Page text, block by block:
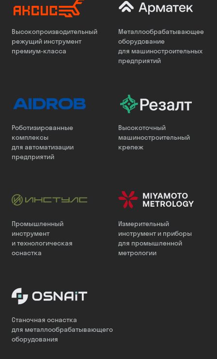
Высокопроизводительный
режущий инструмент
премиум-класса
Металлообрабатывающее
оборудование
для машиностроительных
предприятий
Роботизированные
комплексы
для автоматизации
предприятий
Высокоточный
машиностроительный
крепеж
Промышленный
инструмент
и технологическая
оснастка
Измерительный
инструмент и приборы
для промышленной
метрологии
Станочная оснастка
для металлообрабатывающего
оборудования